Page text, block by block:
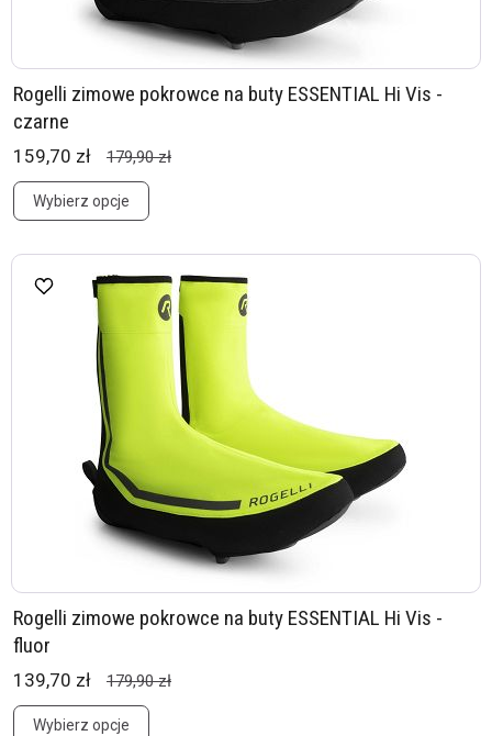
Rogelli zimowe pokrowce na buty ESSENTIAL Hi Vis -
czarne
159,70 zł 179,90 zł
Wybierz opcje
Rogelli zimowe pokrowce na buty ESSENTIAL Hi Vis -
fluor
139,70 zł 179,90 zł
Wybierz opcje